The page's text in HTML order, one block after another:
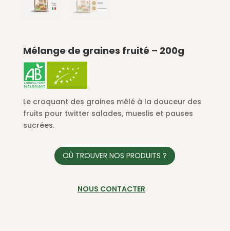
Mélange de graines fruité – 200g
Le croquant des graines mêlé à la douceur des
fruits pour twitter salades, mueslis et pauses
sucrées.
OÙ TROUVER NOS PRODUITS ?
NOUS CONTACTER